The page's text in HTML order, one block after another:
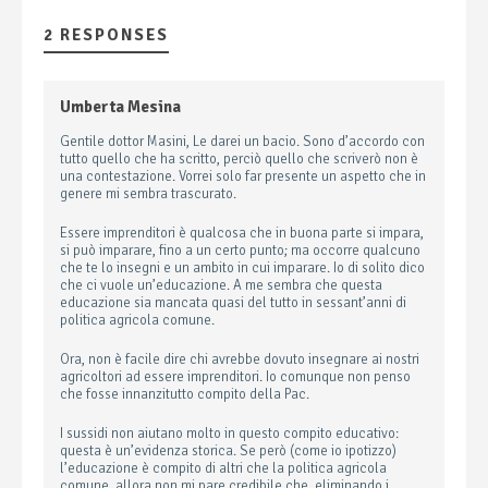
2 RESPONSES
Umberta Mesina
Gentile dottor Masini, Le darei un bacio. Sono d’accordo con
tutto quello che ha scritto, perciò quello che scriverò non è
una contestazione. Vorrei solo far presente un aspetto che in
genere mi sembra trascurato.
Essere imprenditori è qualcosa che in buona parte si impara,
si può imparare, fino a un certo punto; ma occorre qualcuno
che te lo insegni e un ambito in cui imparare. Io di solito dico
che ci vuole un’educazione. A me sembra che questa
educazione sia mancata quasi del tutto in sessant’anni di
politica agricola comune.
Ora, non è facile dire chi avrebbe dovuto insegnare ai nostri
agricoltori ad essere imprenditori. Io comunque non penso
che fosse innanzitutto compito della Pac.
I sussidi non aiutano molto in questo compito educativo:
questa è un’evidenza storica. Se però (come io ipotizzo)
l’educazione è compito di altri che la politica agricola